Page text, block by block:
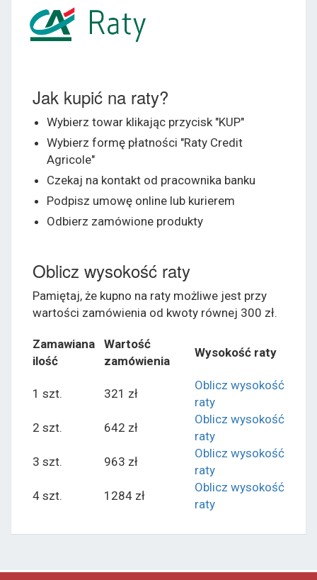
Jak kupić na raty?
Wybierz towar klikając przycisk "KUP"
Wybierz formę płatności "Raty Credit
Agricole"
Czekaj na kontakt od pracownika banku
Podpisz umowę online lub kurierem
Odbierz zamówione produkty
Oblicz wysokość raty
Pamiętaj, że kupno na raty możliwe jest przy
wartości zamówienia od kwoty równej 300 zł.
Zamawiana
ilość
Wartość
zamówienia
Wysokość raty
1 szt. 321 zł
Oblicz wysokość
raty
2 szt.
642 zł
Oblicz wysokość
raty
3 szt.
963 zł
Oblicz wysokość
raty
4 szt.
1284 zł
Oblicz wysokość
raty